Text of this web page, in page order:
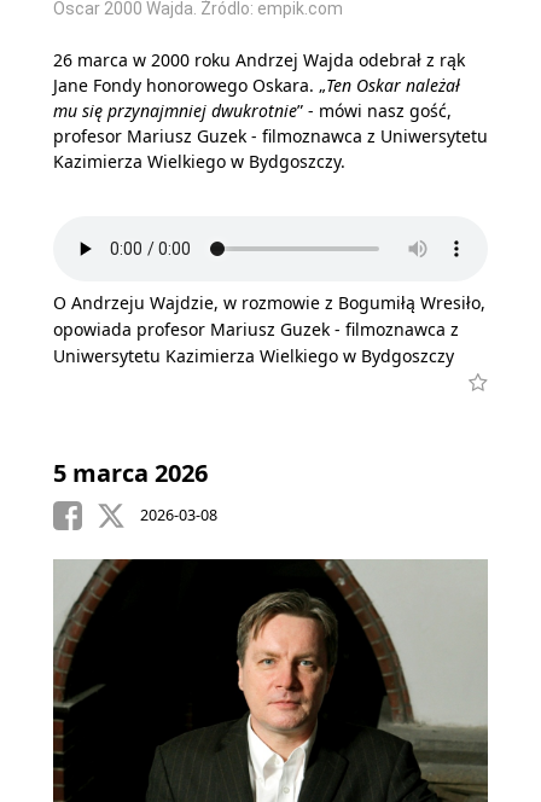
Oscar 2000 Wajda. Źródlo: empik.com
26 marca w 2000 roku Andrzej Wajda odebrał z rąk
Jane Fondy honorowego Oskara. „Ten Oskar należał
mu się przynajmniej dwukrotnie” - mówi nasz gość,
profesor Mariusz Guzek - filmoznawca z Uniwersytetu
Kazimierza Wielkiego w Bydgoszczy.
O Andrzeju Wajdzie, w rozmowie z Bogumiłą Wresiło,
opowiada profesor Mariusz Guzek - filmoznawca z
Uniwersytetu Kazimierza Wielkiego w Bydgoszczy
5 marca 2026
2026-03-08